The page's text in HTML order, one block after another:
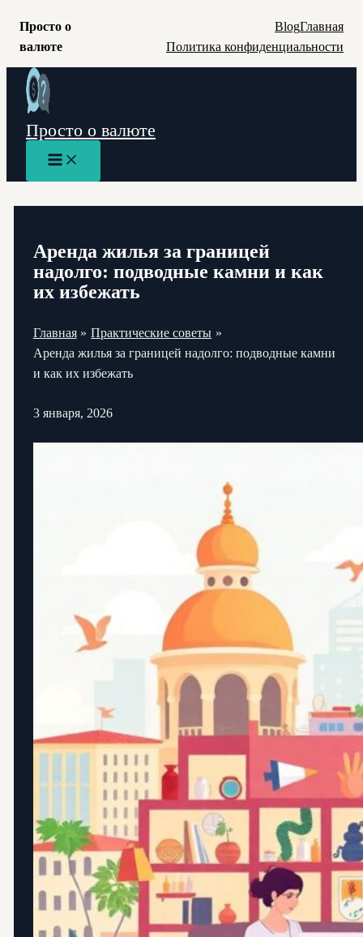
Просто о
валюте
BlogГлавная
Политика конфиденциальности
Перейти
содержимому
Просто о валюте
Main
Menu
Аренда жилья за границей
надолго: подводные камни и как
их избежать
Главная
Практические советы
Аренда жилья за границей надолго: подводные камни
и как их избежать
3 января, 2026